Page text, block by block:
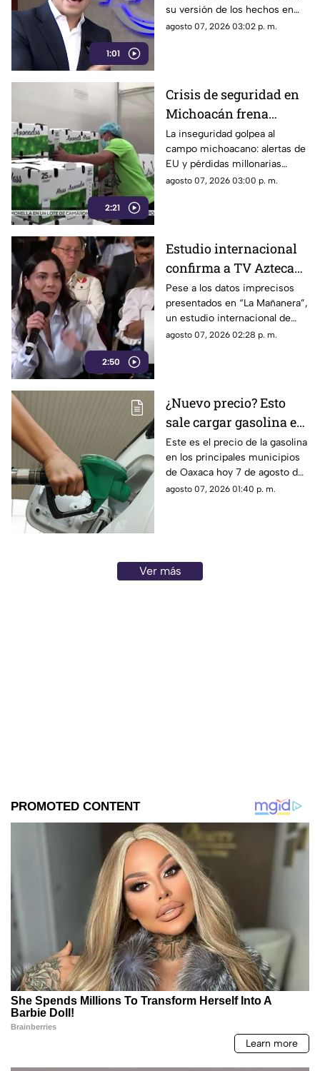
1:01
su versión de los hechos en
medio del debate político
agosto 07, 2026 03:02 p. m.
2:21
Crisis de seguridad en
Michoacán frena
exportación de
aguacate y deja
pérdidas millonarias
La inseguridad golpea al
campo michoacano: alertas de
EU y pérdidas millonarias
afectan la exportación de
agosto 07, 2026 03:00 p. m.
2:50
Estudio internacional
confirma a TV Azteca
como el medio líder en
credibilidad y alcance
Pese a los datos imprecisos
presentados en “La Mañanera”,
un estudio internacional de
Reuters confirma que TV
agosto 07, 2026 02:28 p. m.
¿Nuevo precio? Esto
sale cargar gasolina en
Oaxaca este viernes 7
de agosto
Este es el precio de la gasolina
en los principales municipios
de Oaxaca hoy 7 de agosto de
2026; ten en cuenta que el
agosto 07, 2026 01:40 p. m.
Ver más